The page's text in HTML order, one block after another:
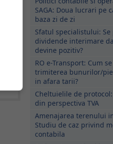
SAGA: Doua lucrari pe
baza zi de zi
Sfatul specialistului:
dividende interimare
devine pozitiv?
RO e-Transport: Cum
trimiterea bunurilor/
in afara tarii?
Cheltuielile de
din perspectiva TVA
Amenajarea terenului
Studiu de caz privind
contabila